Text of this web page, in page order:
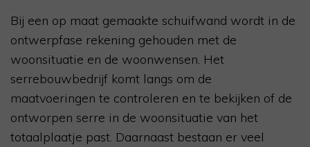
Bij een op maat gemaakte schuifwand wordt in de
ontwerpfase rekening gehouden met de
woonsituatie en de woonwensen. Het
serrebouwbedrijf komt langs om de
maatvoeringen te controleren en te bekijken of de
ontworpen serre in de woonsituatie van het
totaalplaatje past. Daarnaast bestaan er veel